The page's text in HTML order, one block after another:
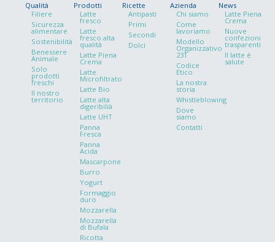
Qualità
Filiere
Sicurezza
alimentare
Sostenibilità
Benessere
Animale
Solo
prodotti
freschi
ll nostro
territorio
Prodotti
Latte
fresco
Latte
fresco alta
qualità
Latte Piena
Crema
Latte
Microfiltrato
Latte Bio
Latte alta
digeribilià
Latte UHT
Panna
Fresca
Panna
Acida
Mascarpone
Burro
Yogurt
Formaggio
duro
Mozzarella
Mozzarella
di Bufala
Ricotta
Ricette
Antipasti
Primi
Secondi
Dolci
Azienda
Chi siamo
Come
lavoriamo
Modello
Organizzativo
231
Codice
Etico
La nostra
storia
Whistleblowing
Dove
siamo
Contatti
News
Latte Piena
Crema
Nuove
confezioni
trasparenti
Il latte è
salute